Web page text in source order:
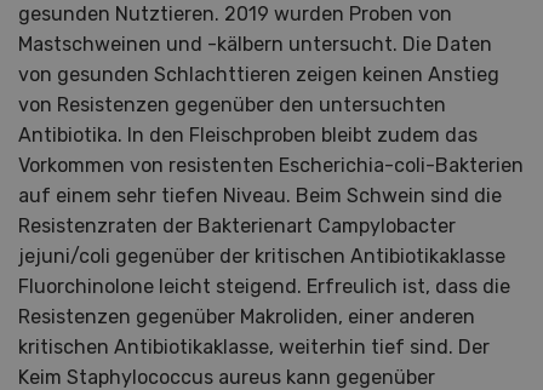
gesunden Nutztieren. 2019 wurden Proben von
Mastschweinen und -kälbern untersucht. Die Daten
von gesunden Schlachttieren zeigen keinen Anstieg
von Resistenzen gegenüber den untersuchten
Antibiotika. In den Fleischproben bleibt zudem das
Vorkommen von resistenten Escherichia-coli-Bakterien
auf einem sehr tiefen Niveau. Beim Schwein sind die
Resistenzraten der Bakterienart Campylobacter
jejuni/coli gegenüber der kritischen Antibiotikaklasse
Fluorchinolone leicht steigend. Erfreulich ist, dass die
Resistenzen gegenüber Makroliden, einer anderen
kritischen Antibiotikaklasse, weiterhin tief sind. Der
Keim Staphylococcus aureus kann gegenüber